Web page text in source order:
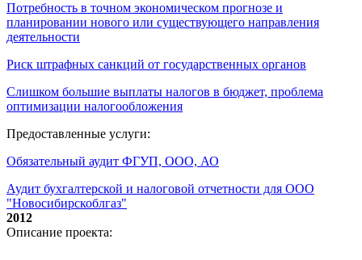
Потребность в точном экономическом прогнозе и
планировании нового или существующего направления
деятельности
Риск штрафных санкций от государственных органов
Слишком большие выплаты налогов в бюджет, проблема
оптимизации налогообложения
Предоставленные услуги:
Обязательный аудит ФГУП, ООО, АО
Аудит бухгалтерской и налоговой отчетности для ООО
"Новосибирскоблгаз"
2012
Описание проекта: